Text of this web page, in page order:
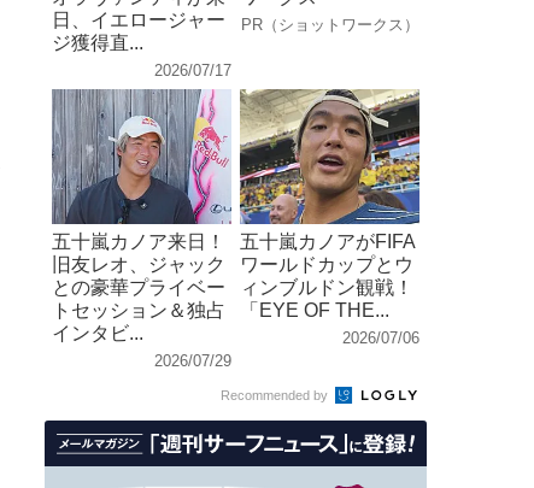
日、イエロージャー
ジ獲得直...
2026/07/17
PR（ショットワークス）
五十嵐カノア来日！
旧友レオ、ジャック
との豪華プライベー
トセッション＆独占
インタビ...
2026/07/29
五十嵐カノアがFIFA
ワールドカップとウ
ィンブルドン観戦！
「EYE OF THE...
2026/07/06
Recommended by